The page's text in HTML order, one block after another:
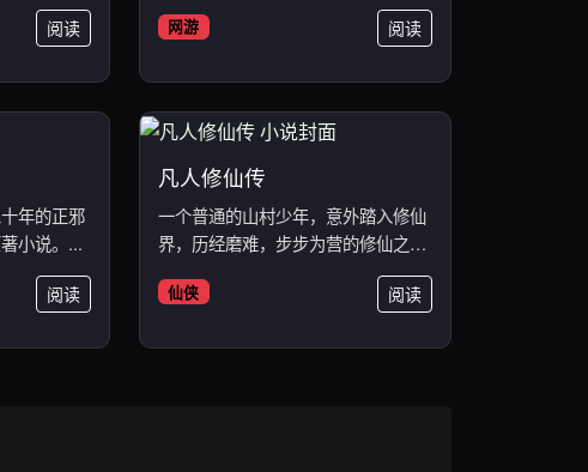
阅读 网游 阅读
年的正邪
小说。...
阅读
凡人修仙传
一个普通的山村少年，意外踏入修仙
界，历经磨难，步步为营的修仙之
仙侠 阅读